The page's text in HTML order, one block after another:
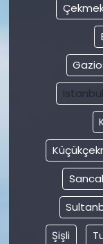
Istanbul
Şişli
Video
YAŞAM
Yazarlar